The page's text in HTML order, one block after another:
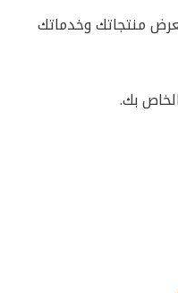
منتجاتك وخدماتك
بك.